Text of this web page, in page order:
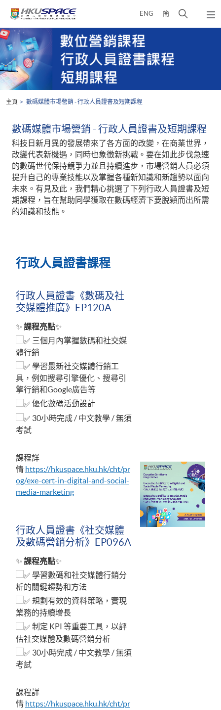
content
ENG 簡
開
彈
出
Main
content
start
主頁 數碼媒體市場營銷 - 行政人員證書及短期課程
數碼媒體市場營銷 - 行政人員證書及短期課程
科技日新月異的發展帶來了各方面的改變，在商業世界，
改變代表新機遇，同時也象徵新挑戰。要在如此步伐急速
的數碼世代保持競爭力並且持續進步，市場營銷人員必須
提升自己的專業技能以及掌握各種新知識和新趨勢以面向
未來。有見及此，我們精心挑選了下列行政人員證書及短
期課程，旨在幫助同學獲取在數碼經濟下要脫穎而出所需
的知識和技能。
行政人員證書課程
行政人員證書《數碼及社
交媒體推廣》EP120A
✨ 課程亮點✨
三個月內掌握數碼和社交媒
體行銷
學習最新社交媒體行銷工
具，例如搜尋引擎優化、搜尋引
擎行銷和Google廣告等
優化數碼活動設計
30小時完成 / 中文教學 / 無須
考試
課程詳
情 https://hkuspace.hku.hk/cht/pr
og/exe-cert-in-digital-and-social-
media-marketing
行政人員證書《社交媒體
及數碼營銷分析》EP096A
✨ 課程亮點✨
學習數碼和社交媒體行銷分
析的關鍵趨勢和方法
規劃有效的資料策略，實現
業務的持續增長
制定 KPI 等重要工具，以評
估社交媒體及數碼營銷分析
30小時完成 / 中文教學 / 無須
考試
課程詳
情 https://hkuspace.hku.hk/cht/pr